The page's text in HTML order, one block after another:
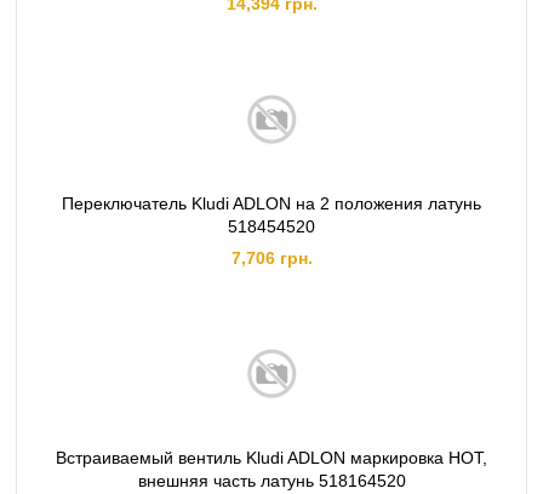
Переключатель Kludi ADLON на 2 положения латунь
518454520
7,706 грн.
Встраиваемый вентиль Kludi ADLON маркировка HOT,
внешняя часть латунь 518164520